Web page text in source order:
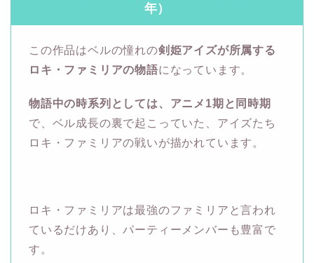
年）
この作品はベルの憧れの剣姫アイズが所属する
ロキ・ファミリアの物語になっています。
物語中の時系列としては、アニメ1期と同時期
で、ベル成長の裏で起こっていた、アイズたち
ロキ・ファミリアの戦いが描かれています。
ロキ・ファミリアは最強のファミリアと言われ
ているだけあり、パーティーメンバーも豊富で
す。